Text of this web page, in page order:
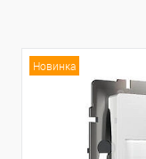
Новинка